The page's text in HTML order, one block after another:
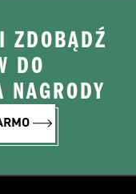
ZDOBĄDŹ
DO
NAGRODY